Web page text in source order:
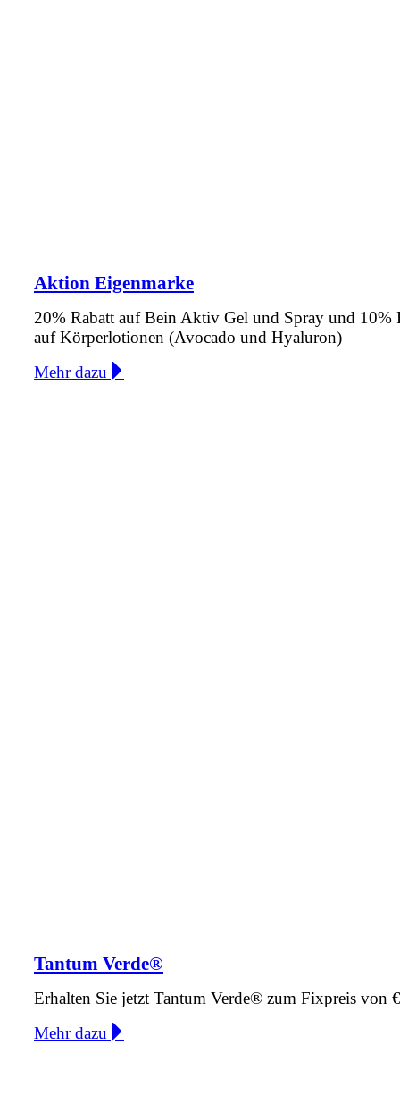
Aktion Eigenmarke
20% Rabatt auf Bein Aktiv Gel und Spray und 10%
auf Körperlotionen (Avocado und Hyaluron)
Mehr dazu
Tantum Verde®
Erhalten Sie jetzt Tantum Verde® zum Fixpreis von
Mehr dazu